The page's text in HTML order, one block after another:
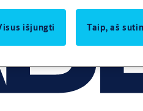
išjungti
Taip, aš